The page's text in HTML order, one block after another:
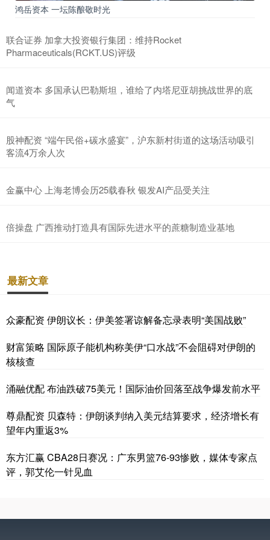
鸿岳资本 一坛陈酿敬时光
联合证券 加拿大投资银行集团：维持Rocket
Pharmaceuticals(RCKT.US)评级
闻道资本 多国承认巴勒斯坦，谁给了内塔尼亚胡挑战世界的底
气
股神配资 “端午民俗+碳水盛宴”，沪东新村街道的这场活动吸引
客流4万余人次
金赢中心 上海老博会历25载春秋 银发AI产品受关注
倍操盘 广西推动打造具有国际先进水平的蔗糖制造业基地
最新文章
众豪配资 伊朗议长：伊美签署谅解备忘录表明“美国战败”
财富策略 国际原子能机构称美伊“口水战”不会阻碍对伊朗的
核核查
涌融优配 布油跌破75美元！国际油价回落至战争爆发前水平
尊鼎配资 贝森特：伊朗谈判纳入美元结算要求，经济增长有
望年内重返3%
东方汇赢 CBA28日赛况：广东男篮76-93惨败，媒体专家点
评，郭艾伦一针见血